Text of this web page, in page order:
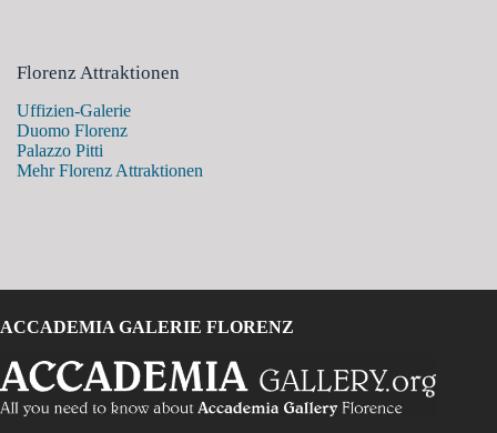
Florenz Attraktionen
Uffizien-Galerie
Duomo Florenz
Palazzo Pitti
Mehr Florenz Attraktionen
ACCADEMIA GALERIE FLORENZ